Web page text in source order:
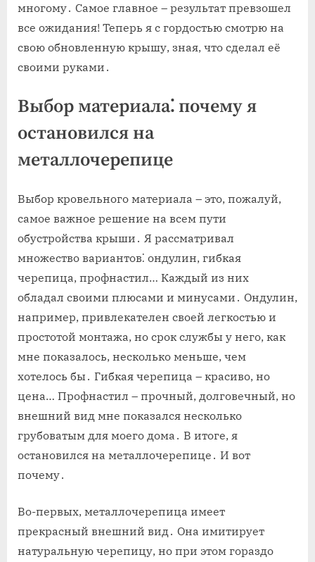
многому․ Самое главное – результат превзошел
все ожидания! Теперь я с гордостью смотрю на
свою обновленную крышу, зная, что сделал её
своими руками․
Выбор материала⁚ почему я
остановился на
металлочерепице
Выбор кровельного материала – это, пожалуй,
самое важное решение на всем пути
обустройства крыши․ Я рассматривал
множество вариантов⁚ ондулин, гибкая
черепица, профнастил… Каждый из них
обладал своими плюсами и минусами․ Ондулин,
например, привлекателен своей легкостью и
простотой монтажа, но срок службы у него, как
мне показалось, несколько меньше, чем
хотелось бы․ Гибкая черепица – красиво, но
цена… Профнастил – прочный, долговечный, но
внешний вид мне показался несколько
грубоватым для моего дома․ В итоге, я
остановился на металлочерепице․ И вот
почему․
Во-первых, металлочерепица имеет
прекрасный внешний вид․ Она имитирует
натуральную черепицу, но при этом гораздо